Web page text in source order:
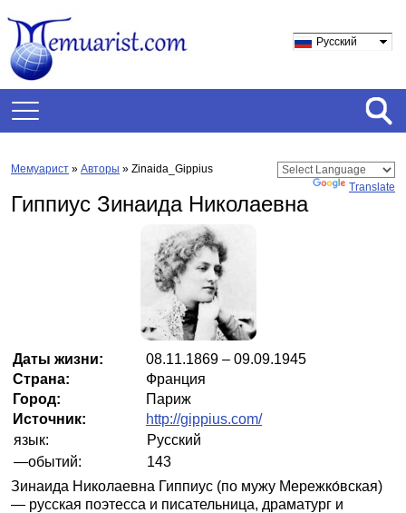
Русский
Мемуарист » Авторы » Zinaida_Gippius
Translate
Гиппиус Зинаида Николаевна
Даты жизни:
08.11.1869 – 09.09.1945
Страна:
Франция
Город:
Париж
Источник:
http://gippius.com/
язык:
Русский
—обытий:
143
Зинаида Николаевна Гиппиус (по мужу Мережко́вская)
— русская поэтесса и писательница, драматург и